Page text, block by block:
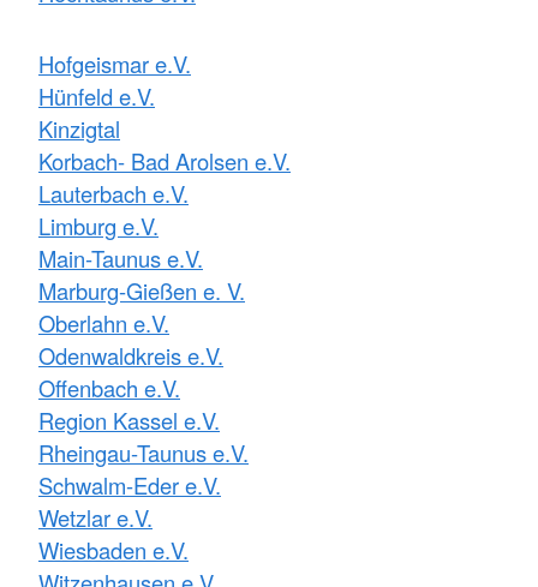
Hofgeismar e.V.
Hünfeld e.V.
Kinzigtal
Korbach- Bad Arolsen e.V.
Lauterbach e.V.
Limburg e.V.
Main-Taunus e.V.
Marburg-Gießen e. V.
Oberlahn e.V.
Odenwaldkreis e.V.
Offenbach e.V.
Region Kassel e.V.
Rheingau-Taunus e.V.
Schwalm-Eder e.V.
Wetzlar e.V.
Wiesbaden e.V.